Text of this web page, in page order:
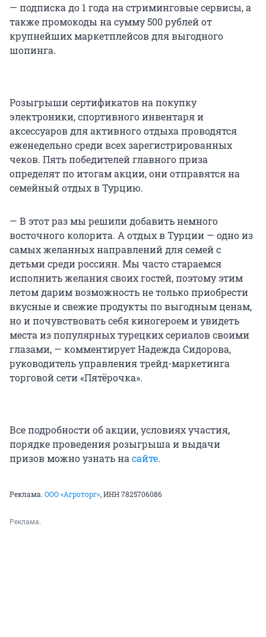
— подписка до 1 года на стриминговые сервисы, а
также промокоды на сумму 500 рублей от
крупнейших маркетплейсов для выгодного
шопинга.
Розыгрыши сертификатов на покупку
электроники, спортивного инвентаря и
аксессуаров для активного отдыха проводятся
еженедельно среди всех зарегистрированных
чеков. Пять победителей главного приза
определят по итогам акции, они отправятся на
семейный отдых в Турцию.
— В этот раз мы решили добавить немного
восточного колорита. А отдых в Турции — одно из
самых желанных направлений для семей с
детьми среди россиян. Мы часто стараемся
исполнить желания своих гостей, поэтому этим
летом дарим возможность не только приобрести
вкусные и свежие продукты по выгодным ценам,
но и почувствовать себя киногероем и увидеть
места из популярных турецких сериалов своими
глазами, — комментирует Надежда Сидорова,
руководитель управления трейд-маркетинга
торговой сети «Пятёрочка».
Все подробности об акции, условиях участия,
порядке проведения розыгрыша и выдачи
призов можно узнать на сайте.
Реклама. ООО «Агроторг» , ИНН 7825706086
Реклама.